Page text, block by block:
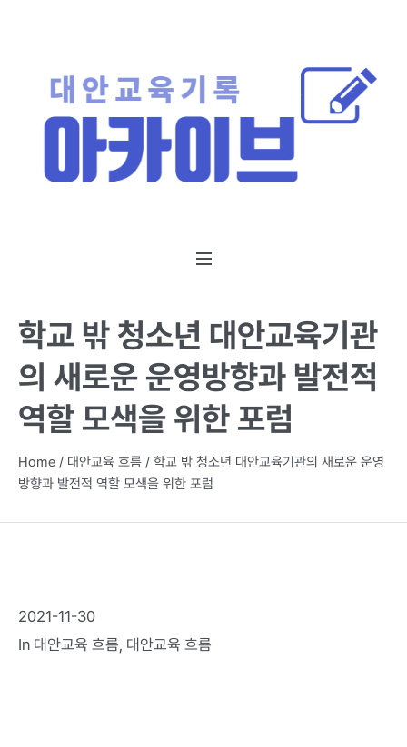
학교 밖 청소년 대안교육기관
의 새로운 운영방향과 발전적
역할 모색을 위한 포럼
Home / 대안교육 흐름 / 학교 밖 청소년 대안교육기관의 새로운 운영
방향과 발전적 역할 모색을 위한 포럼
2021-11-30
In 대안교육 흐름, 대안교육 흐름